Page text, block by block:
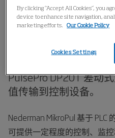
产品 监测和控制
PulsePro EC™
PulsePro DP20T 差动
值传输到控制设备。
Nederman MikroPul 基于 PLC
可提供一定程度的控制、监
By clicking “Accept All Cookies”, you
device to enhance site navigation,
marketing efforts.
Our Cookie Policy
Cookies Settings